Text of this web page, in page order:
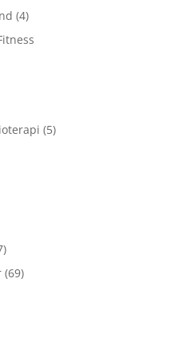
(4)
(5)
(69)